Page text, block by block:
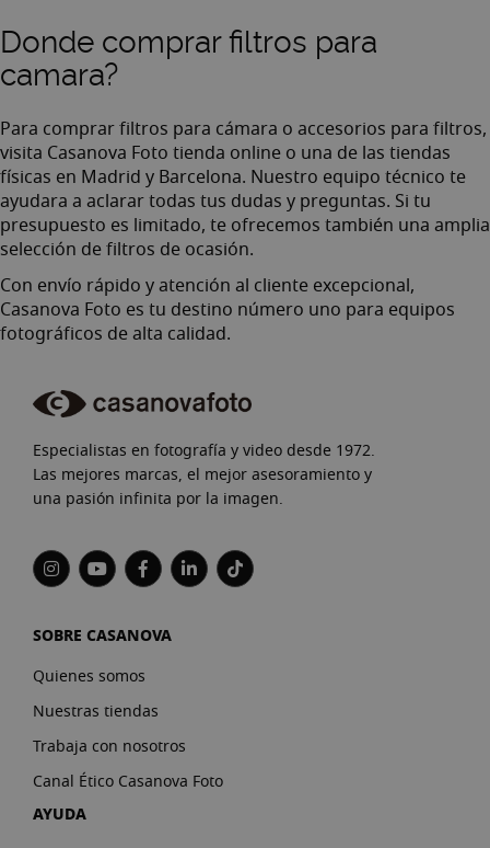
Donde comprar filtros para
camara?
Para comprar filtros para cámara o accesorios para filtros,
visita Casanova Foto tienda online o una de las tiendas
físicas en Madrid y Barcelona. Nuestro equipo técnico te
ayudara a aclarar todas tus dudas y preguntas. Si tu
presupuesto es limitado, te ofrecemos también una amplia
selección de filtros de ocasión.
Con envío rápido y atención al cliente excepcional,
Casanova Foto es tu destino número uno para equipos
fotográficos de alta calidad.
Especialistas en fotografía y video desde 1972.
Las mejores marcas, el mejor asesoramiento y
una pasión infinita por la imagen.
SOBRE CASANOVA
Quienes somos
Nuestras tiendas
Trabaja con nosotros
Canal Ético Casanova Foto
AYUDA